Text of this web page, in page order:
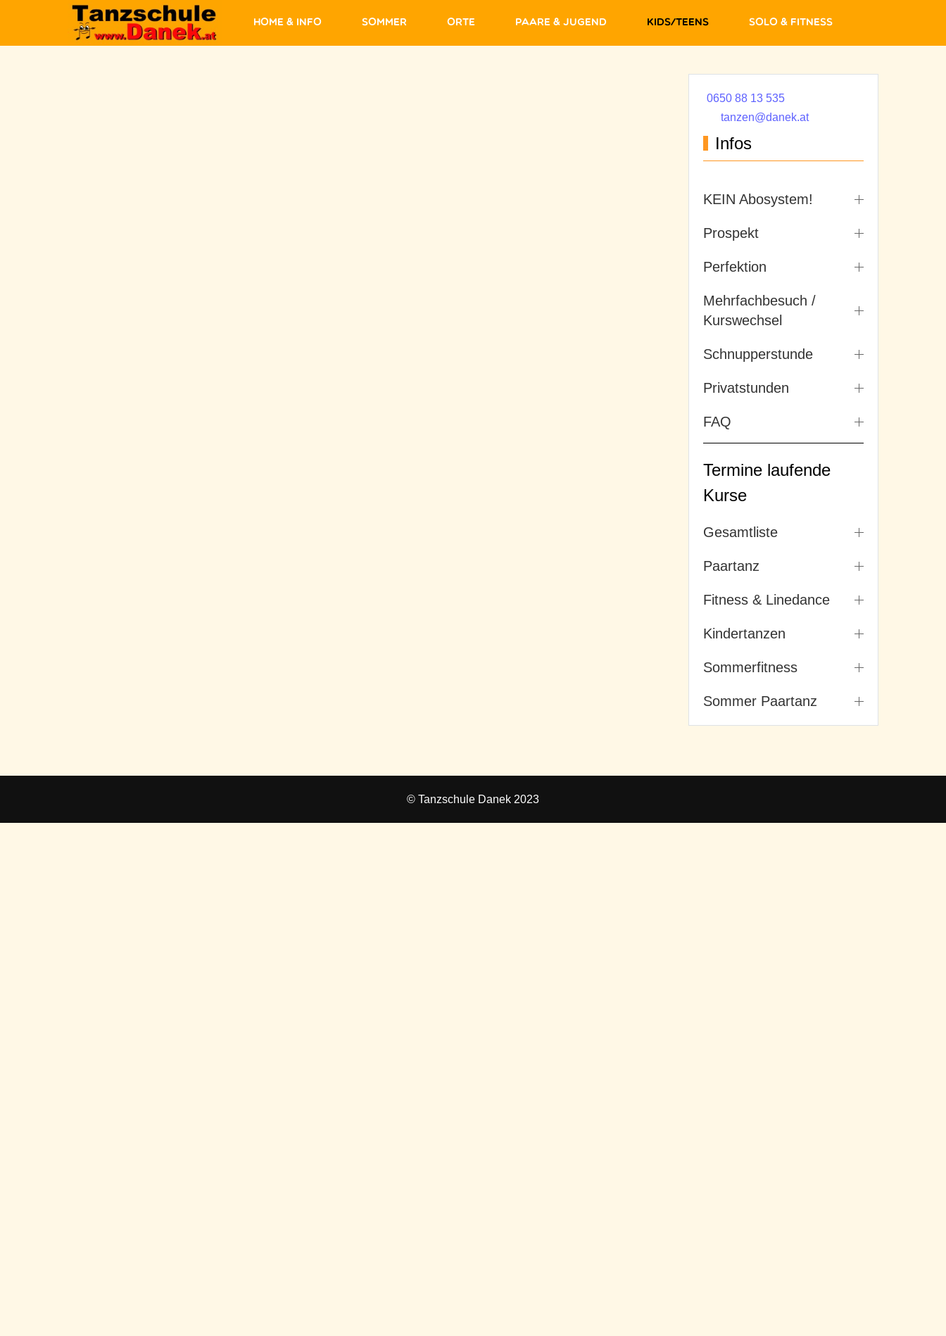
Home & Info Sommer Orte Paare & Jugend Kids/Teens Solo & Fitness
0650 88 13 535
tanzen@danek.at
Infos
KEIN Abosystem!
Prospekt
Perfektion
Mehrfachbesuch /
Kurswechsel
Schnupperstunde
Privatstunden
FAQ
Termine laufende
Kurse
Gesamtliste
Paartanz
Fitness & Linedance
Kindertanzen
Sommerfitness
Sommer Paartanz
© Tanzschule Danek 2023